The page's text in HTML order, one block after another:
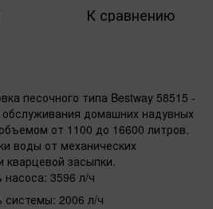
К сравнению
песочного типа Bestway 58515 -
домашних надувных
от 1100 до 16600 литров.
воды от механических
кварцевой засыпки.
насоса: 3596 л/ч
системы: 2006 л/ч